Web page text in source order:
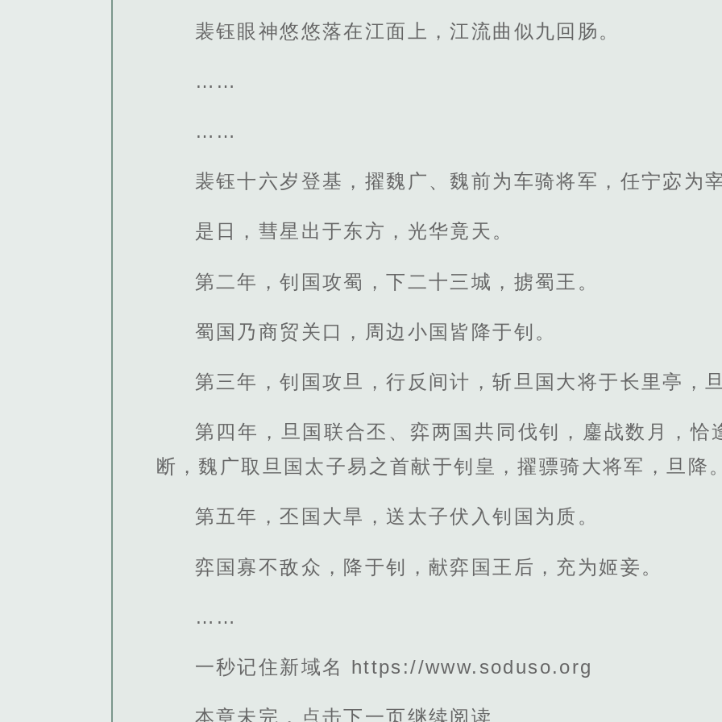
裴钰眼神悠悠落在江面上，江流曲似九回肠。
……
……
裴钰十六岁登基，擢魏广、魏前为车骑将军，任宁宓为
是日，彗星出于东方，光华竟天。
第二年，钊国攻蜀，下二十三城，掳蜀王。
蜀国乃商贸关口，周边小国皆降于钊。
第三年，钊国攻旦，行反间计，斩旦国大将于长里亭，
第四年，旦国联合丕、弈两国共同伐钊，鏖战数月，恰
断，魏广取旦国太子易之首献于钊皇，擢骠骑大将军，旦降
第五年，丕国大旱，送太子伏入钊国为质。
弈国寡不敌众，降于钊，献弈国王后，充为姬妾。
……
一秒记住新域名 https://www.soduso.org
本章未完，点击下一页继续阅读